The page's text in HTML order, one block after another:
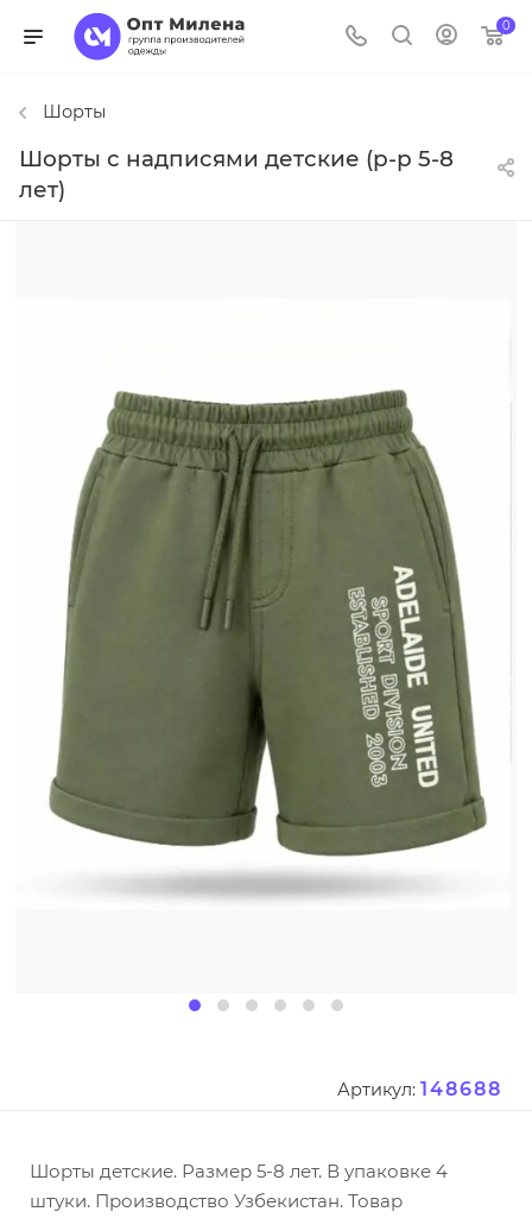
0
Шорты
Шорты с надписями детские (р-р 5-8
лет)
Артикул: 148688
Шорты детские. Размер 5-8 лет. В упаковке 4
штуки. Производство Узбекистан. Товар